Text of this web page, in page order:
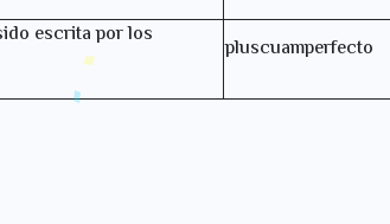
escrita por los
pluscuamperfecto